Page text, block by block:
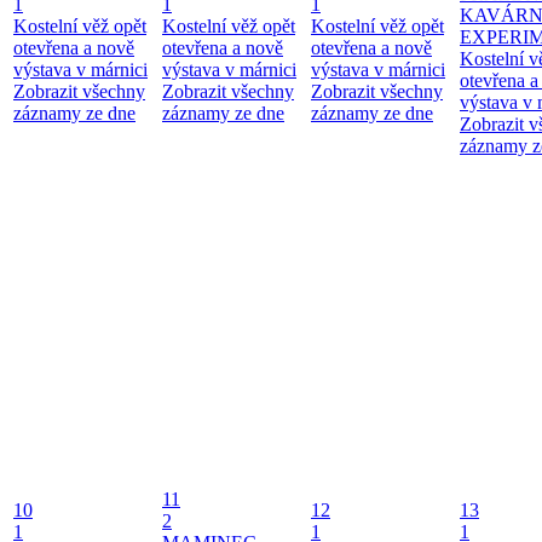
1
Kostelní věž opět
otevřena a nově
výstava v márnici
Zobrazit všechny
záznamy ze dne
1
Kostelní věž opět
otevřena a nově
výstava v márnici
Zobrazit všechny
záznamy ze dne
1
Kostelní věž opět
otevřena a nově
výstava v márnici
Zobrazit všechny
záznamy ze dne
Kostelní
otevřena
výstava v
Zobrazit
záznamy
10
1
11
2
12
1
13
1